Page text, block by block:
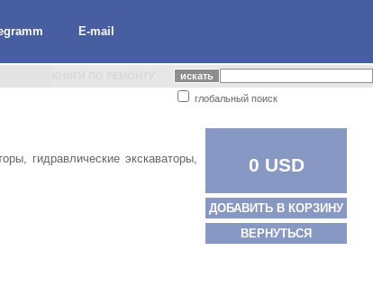
E-mail
глобальный поиск
гидравлические экскаваторы,
0 USD
ДОБАВИТЬ В КОРЗИНУ
ВЕРНУТЬСЯ